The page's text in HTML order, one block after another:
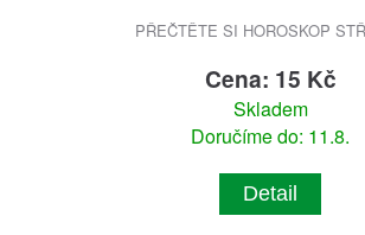
PŘEČTĚTE SI HOROSKOP
Cena: 15 Kč
Skladem
Doručíme do: 11.8.
Detail